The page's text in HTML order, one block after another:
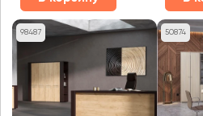
98487 50874